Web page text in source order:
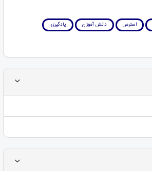
استرس دانش آموزان یادگیری.